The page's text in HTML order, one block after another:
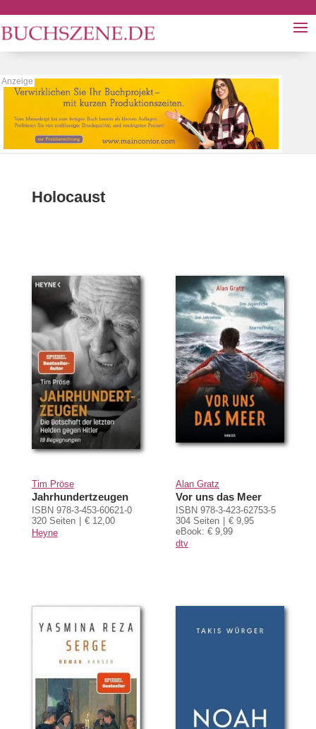
Holocaust
Tim Pröse
Jahrhundertzeugen
ISBN 978-3-453-60621-0
320 Seiten
€ 12,00
Heyne
Alan Gratz
Vor uns das Meer
ISBN 978-3-423-62753-5
304 Seiten
€ 9,95
eBook: € 9,99
dtv